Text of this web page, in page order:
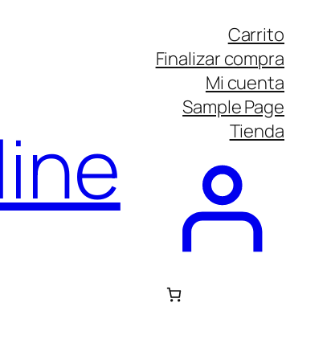
Carrito
Finalizar compra
Mi cuenta
Sample Page
Tienda